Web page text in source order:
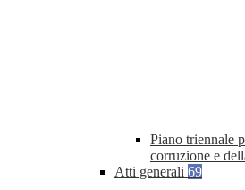
Piano triennale
corruzione e
Atti generali 69